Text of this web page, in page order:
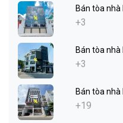
Bán tòa nhà
+3
Bán tòa
+3
Bán tòa
+19